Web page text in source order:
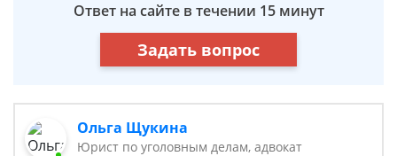
Ответ на сайте в течении 15 минут
Задать вопрос
Ольга Щукина
Юрист по уголовным делам, адвокат